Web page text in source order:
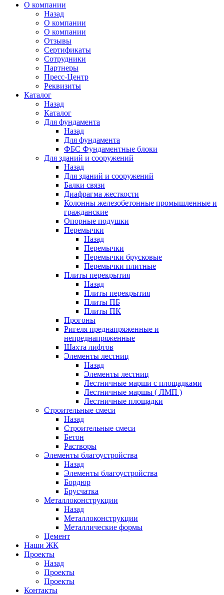
О компании
Назад
О компании
О компании
Отзывы
Сертификаты
Сотрудники
Партнеры
Пресс-Центр
Реквизиты
Каталог
Назад
Каталог
Для фундамента
Назад
Для фундамента
ФБС Фундаментные блоки
Для зданий и сооружений
Назад
Для зданий и сооружений
Балки связи
Диафрагма жесткости
Колонны железобетонные промышленные и
гражданские
Опорные подушки
Перемычки
Назад
Перемычки
Перемычки брусковые
Перемычки плитные
Плиты перекрытия
Назад
Плиты перекрытия
Плиты ПБ
Плиты ПК
Прогоны
Ригеля преднапряженные и
непреднапряженные
Шахта лифтов
Элементы лестниц
Назад
Элементы лестниц
Лестничные марши с площадками
Лестничные маршы ( ЛМП )
Лестничные площадки
Строительные смеси
Назад
Строительные смеси
Бетон
Растворы
Элементы благоустройства
Назад
Элементы благоустройства
Бордюр
Брусчатка
Металлоконструкции
Назад
Металлоконструкции
Металлические формы
Цемент
Наши ЖК
Проекты
Назад
Проекты
Проекты
Контакты